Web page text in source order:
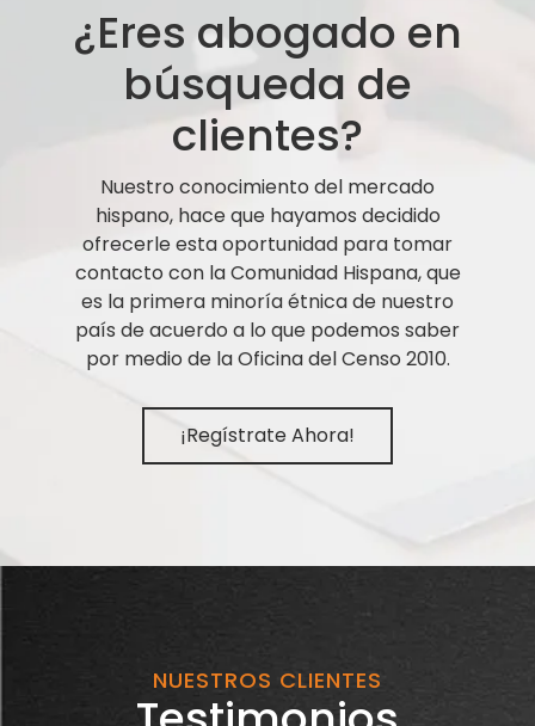
¿Eres abogado en
búsqueda de
clientes?
Nuestro conocimiento del mercado
hispano, hace que hayamos decidido
ofrecerle esta oportunidad para tomar
contacto con la Comunidad Hispana, que
es la primera minoría étnica de nuestro
país de acuerdo a lo que podemos saber
por medio de la Oficina del Censo 2010.
¡Regístrate Ahora!
NUESTROS CLIENTES